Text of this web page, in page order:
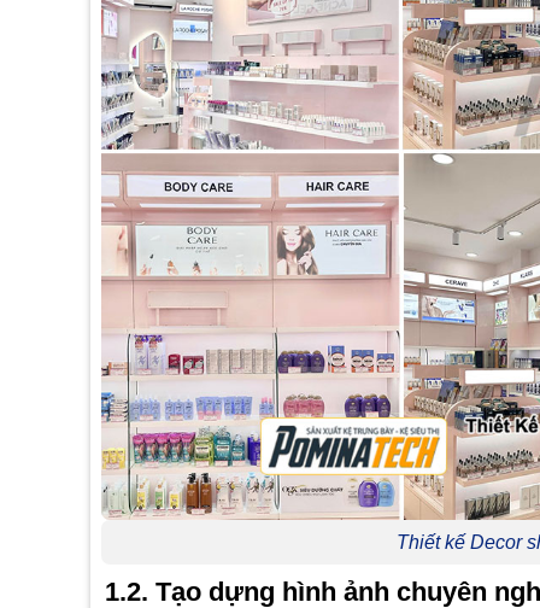
Thiết kế Decor
1.2. Tạo dựng hình ảnh chuyên